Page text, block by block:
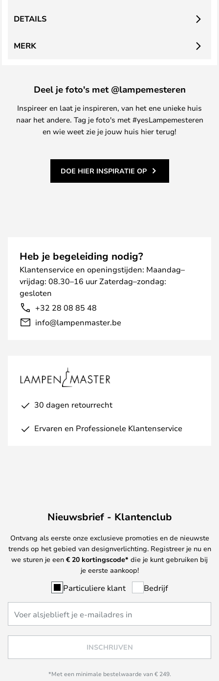
DETAILS
MERK
Deel je foto's met @lampemesteren
Inspireer en laat je inspireren, van het ene unieke huis
naar het andere. Tag je foto's met #yesLampemesteren
en wie weet zie je jouw huis hier terug!
DOE HIER INSPIRATIE OP
Heb je begeleiding nodig?
Klantenservice en openingstijden: Maandag–
vrijdag: 08.30–16 uur Zaterdag–zondag:
gesloten
+32 28 08 85 48
info@lampenmaster.be
30 dagen retourrecht
Ervaren en Professionele Klantenservice
Nieuwsbrief - Klantenclub
Ontvang als eerste onze exclusieve promoties en de nieuwste
trends op het gebied van designverlichting. Registreer je nu en
we sturen je een € 20 kortingscode* die je kunt gebruiken bij
je eerste aankoop!
Particuliere klant Bedrijf
INSCHRIJVEN
*Met een minimale bestelwaarde van € 249.